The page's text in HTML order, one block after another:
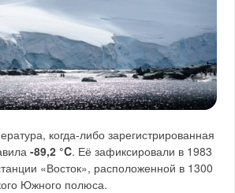
когда-либо зарегистрированная
-89,2 °C. Её зафиксировали в 1983
«Восток», расположенной в 1300
Южного полюса.